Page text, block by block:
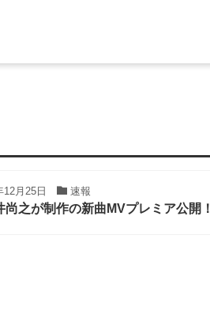
12月25日 速報
之が制作の新曲MVプレミア公開！